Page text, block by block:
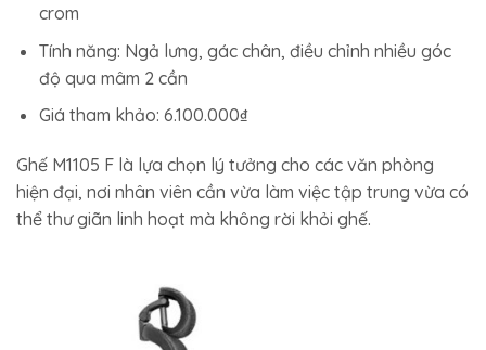
crom
Tính năng: Ngả lưng, gác chân, điều chỉnh nhiều góc
độ qua mâm 2 cần
Giá tham khảo: 6.100.000₫
Ghế M1105 F là lựa chọn lý tưởng cho các văn phòng
hiện đại, nơi nhân viên cần vừa làm việc tập trung vừa có
thể thư giãn linh hoạt mà không rời khỏi ghế.